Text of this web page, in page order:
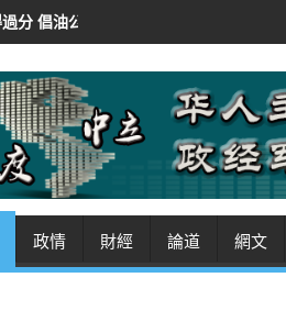
紐時：華府AI審查豁免開源模型 保對華
政情 財經 論道 網文